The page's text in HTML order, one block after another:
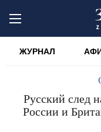
ЖУРНАЛ
Русский след
России и